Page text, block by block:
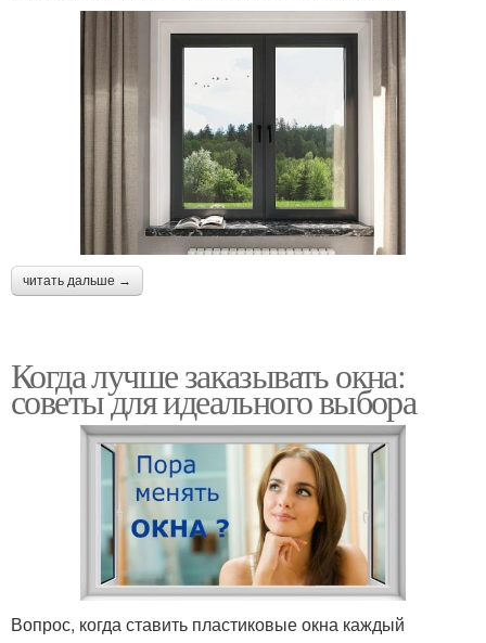
читать дальше →
Когда лучше заказывать окна:
советы для идеального выбора
Вопрос, когда ставить пластиковые окна каждый